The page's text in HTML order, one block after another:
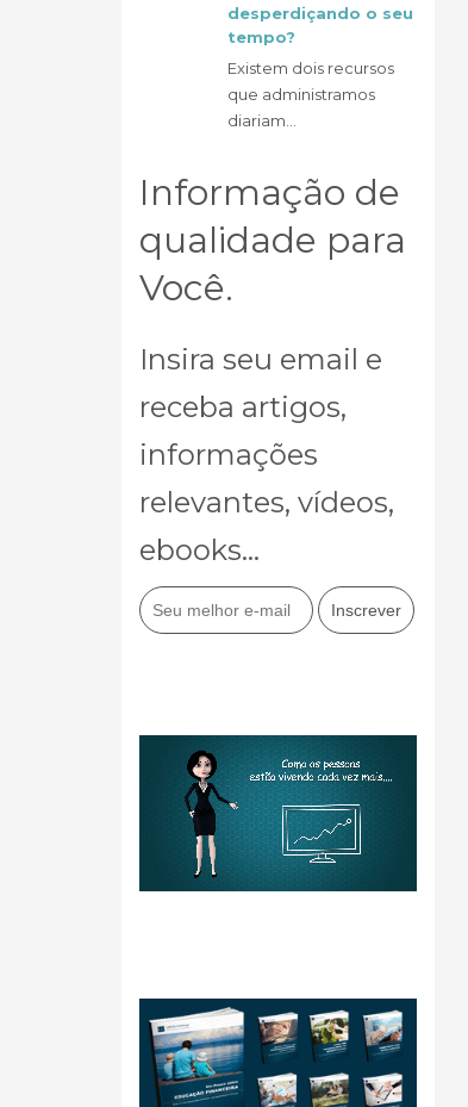
desperdiçando o seu
tempo?
Existem dois recursos
que administramos
diariam...
Informação de
qualidade para
Você.
Insira seu email e
receba artigos,
informações
relevantes, vídeos,
ebooks...